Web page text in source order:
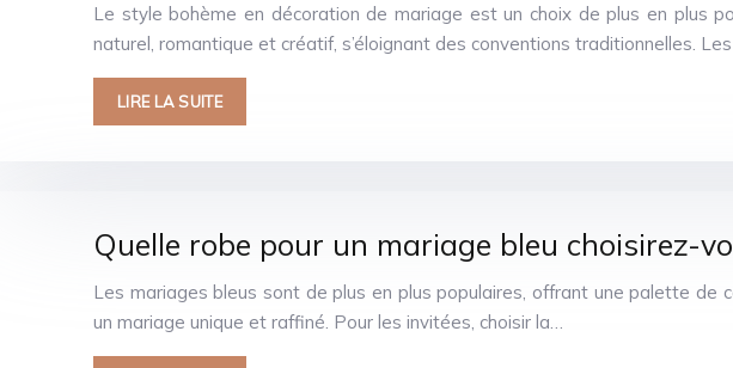
Le style bohème en décoration de mariage est un choix de plus en plus
naturel, romantique et créatif, s’éloignant des conventions traditionnelles. Les
LIRE LA SUITE
Quelle robe pour un mariage bleu choisirez-
Les mariages bleus sont de plus en plus populaires, offrant une palette de
un mariage unique et raffiné. Pour les invitées, choisir la…